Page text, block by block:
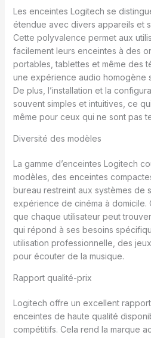
Les enceintes Logitech se
étendue avec divers appareils et
Cette polyvalence permet aux
facilement leurs enceintes à des
portables, tablettes et même des
une expérience audio homogène
De plus, l’installation et la
souvent simples et intuitives, ce
même pour ceux qui ne sont pas
Diversité des modèles
La gamme d’enceintes Logitech
modèles, des enceintes
bureau restreint aux systèmes de
expérience de cinéma à domicile.
que chaque utilisateur peut
qui répond à ses besoins
utilisation professionnelle, des
pour écouter de la musique.
Rapport qualité-prix
Logitech offre un excellent
enceintes de haute qualité
compétitifs. Cela rend la marque